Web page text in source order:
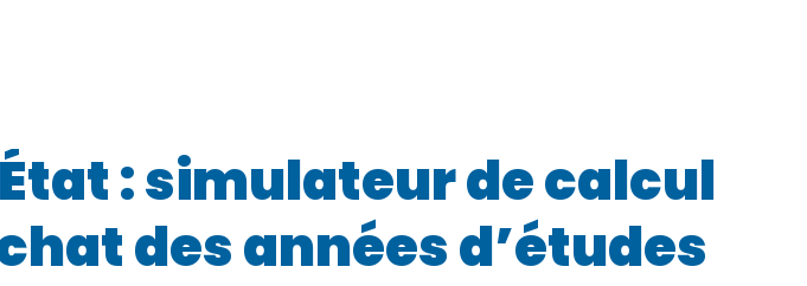
: simulateur de calcul
des années d’études